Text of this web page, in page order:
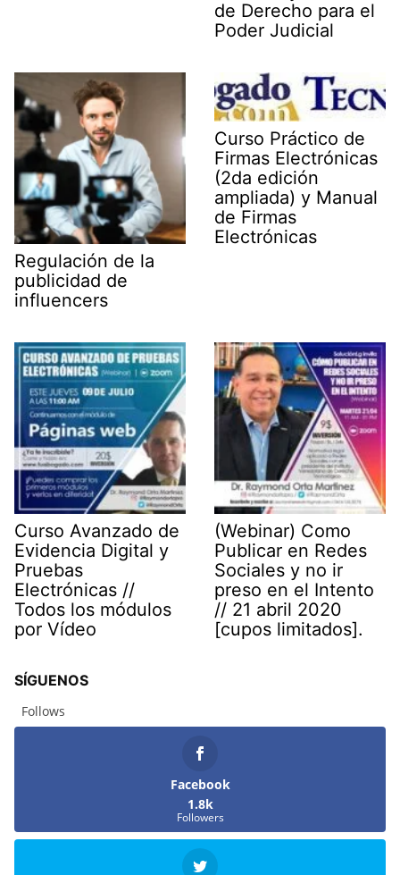
de Derecho para el
Poder Judicial
Regulación de la
publicidad de
influencers
Curso Práctico de
Firmas Electrónicas
(2da edición
ampliada) y Manual
de Firmas
Electrónicas
Curso Avanzado de
Evidencia Digital y
Pruebas
Electrónicas //
Todos los módulos
por Vídeo
(Webinar) Como
Publicar en Redes
Sociales y no ir
preso en el Intento
// 21 abril 2020
[cupos limitados].
SÍGUENOS
Follows
Facebook
1.8k
Followers